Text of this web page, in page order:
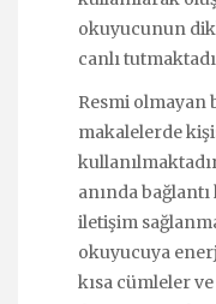
okuyucunun
canlı
Resmi olmayan
makalelerde
anında
iletişim
okuyucuya
kısa cümleler